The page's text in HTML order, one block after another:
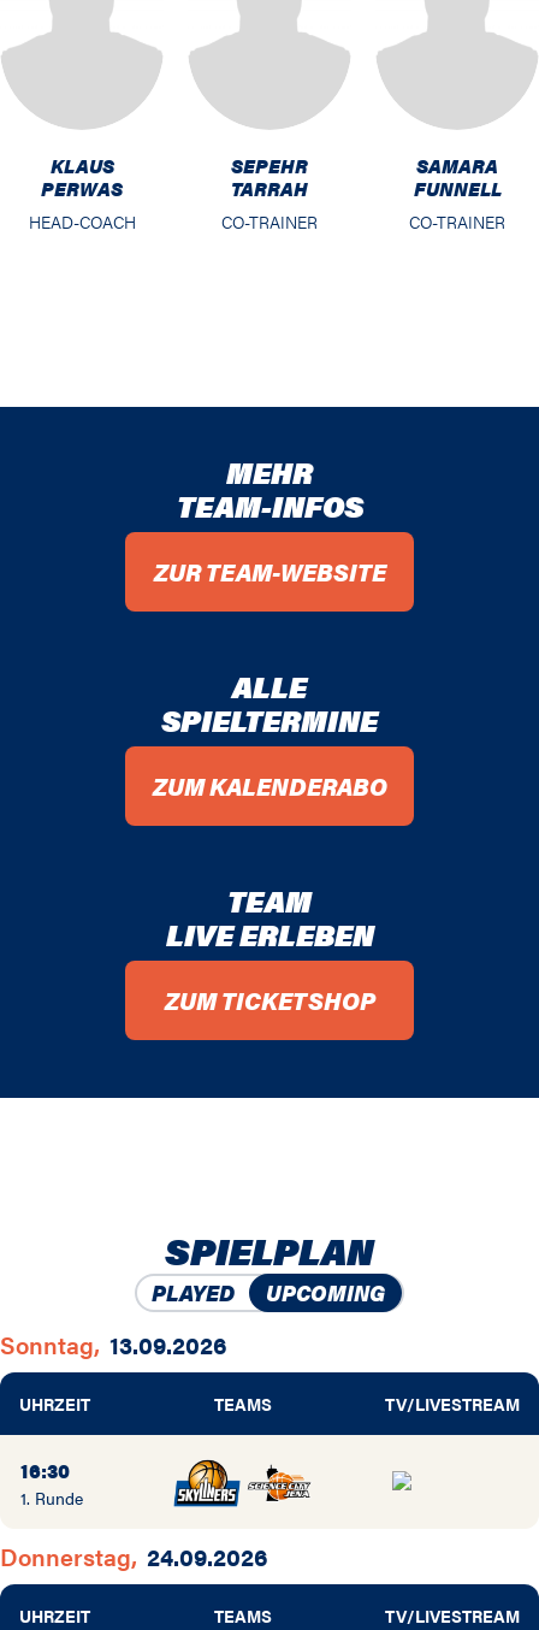
KLAUS
PERWAS
HEAD-COACH
SEPEHR
TARRAH
CO-TRAINER
SAMARA
FUNNELL
CO-TRAINER
MEHR
TEAM-INFOS
ZUR TEAM-WEBSITE
ALLE
SPIELTERMINE
ZUM KALENDERABO
TEAM
LIVE ERLEBEN
ZUM TICKETSHOP
SPIELPLAN
PLAYED UPCOMING
Sonntag, 13.09.2026
UHRZEIT TEAMS TV/LIVESTREAM
16:30
1. Runde
Donnerstag, 24.09.2026
UHRZEIT TEAMS TV/LIVESTREAM